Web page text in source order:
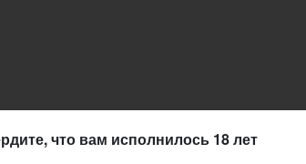
что вам исполнилось 18 лет